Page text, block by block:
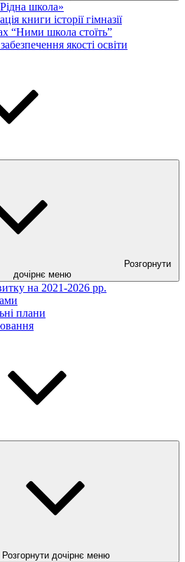
школа»
книги історії гімназії
“Ними школа стоїть”
якості освіти
Розгорнути
дочірнє меню
на 2021-2026 рр.
плани
Розгорнути дочірнє меню